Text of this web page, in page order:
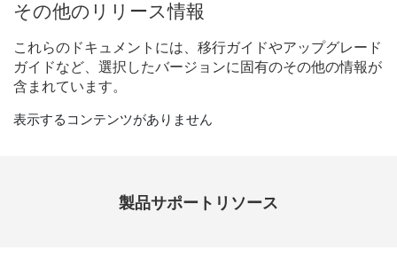
その他の リリース情報
これらの ドキュメント には、 移行ガイドやアップグレード
ガイドなど、 選択 したバージョンに固有のその他の情報が
含 まれてい ます。
表示するコンテンツがありません
製品​サポート​リソース